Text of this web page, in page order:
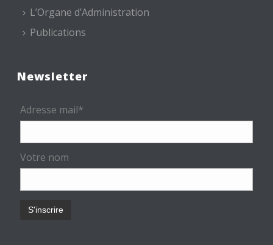
L’Organe d’Administration
Publications
Newsletter
Adresse mail*
Votre nom